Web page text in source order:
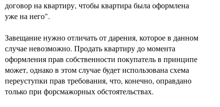
договор на квартиру, чтобы квартира была оформлена
уже на него".
Завещание нужно отличать от дарения, которое в данном
случае невозможно. Продать квартиру до момента
оформления прав собственности покупатель в принципе
может, однако в этом случае будет использована схема
переуступки прав требования, что, конечно, оправдано
только при форсмажорных обстоятельствах.